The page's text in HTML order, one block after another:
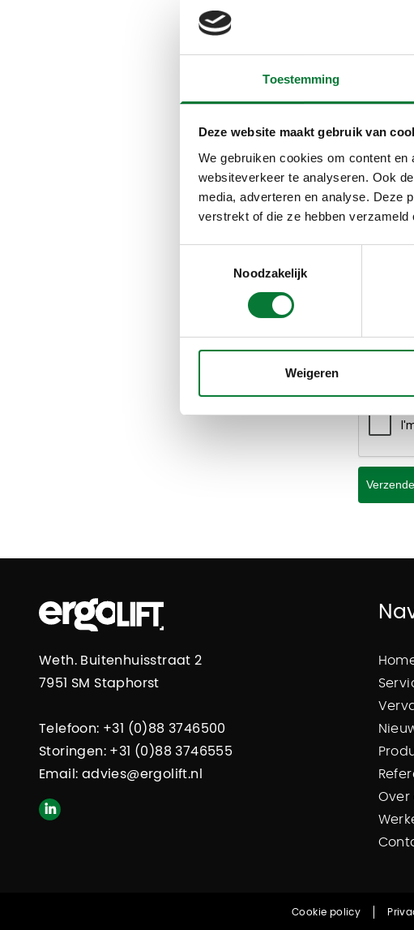
Toestemming
Deze website maakt gebruik van
We gebruiken cookies om content
websiteverkeer te analyseren. Ook
media, adverteren en analyse. Deze
verstrekt of die ze hebben
Noodzakelijk
Weigeren
Plaats*
Privacy
Ja, ik
Weth. Buitenhuisstraat 2
7951 SM Staphorst
Telefoon: +31 (0)88 3746500
Storingen: +31 (0)88 3746555
Email: advies@ergolift.nl
Over
Cookie policy